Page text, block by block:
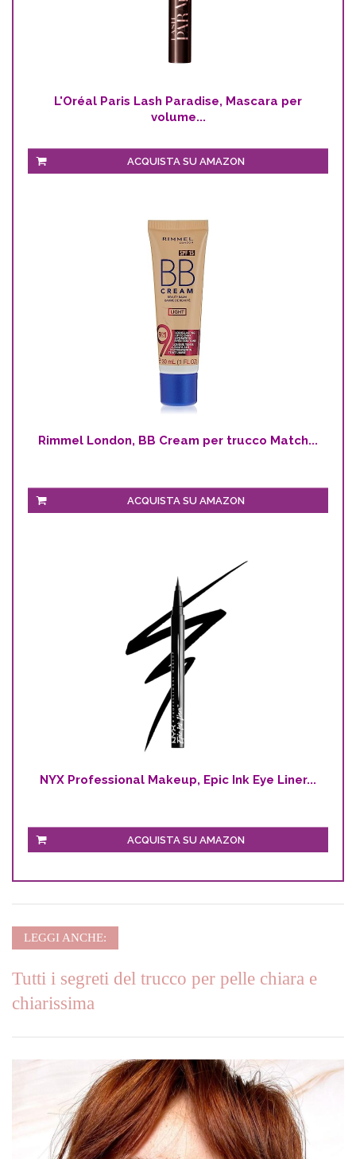
L'Oréal Paris Lash Paradise, Mascara per
volume...
ACQUISTA SU AMAZON
Rimmel London, BB Cream per trucco Match...
ACQUISTA SU AMAZON
NYX Professional Makeup, Epic Ink Eye Liner...
ACQUISTA SU AMAZON
LEGGI ANCHE:
Tutti i segreti del trucco per pelle chiara e
chiarissima